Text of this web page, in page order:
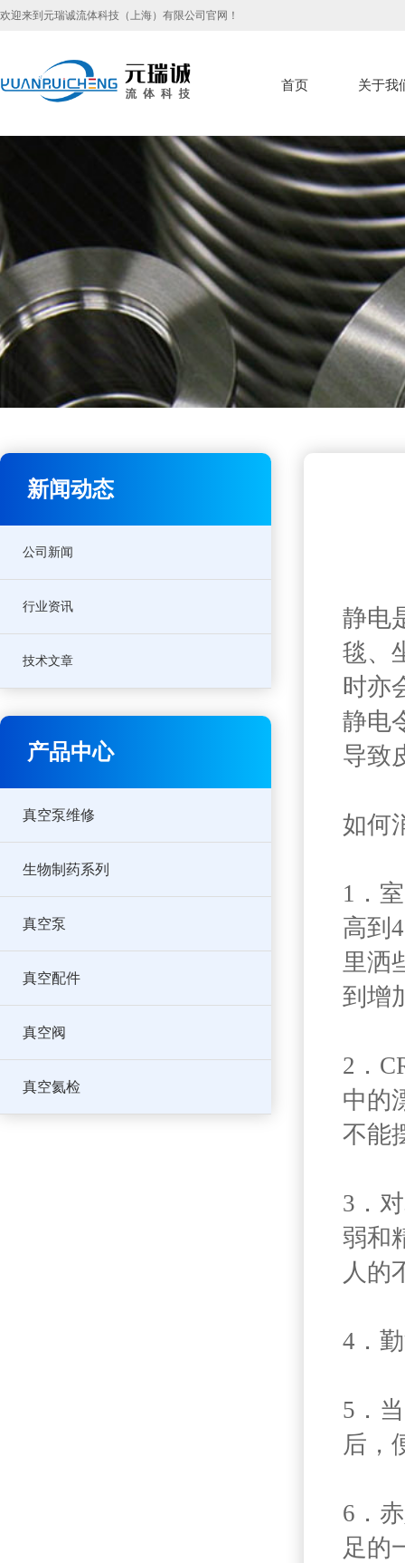
欢迎来到元瑞诚流体科技（上海）有限公司官网！
首页 关于我
新闻动态
公司新闻
行业资讯
技术文章
产品中心
真空泵维修
生物制药系列
真空泵
真空配件
真空阀
真空氦检
静电
毯、
时亦
静电
导致
如何
1．
高到
里洒
到增
2．
中的
不能
3．
弱和
人的
4．
5．
后，
6．
足的